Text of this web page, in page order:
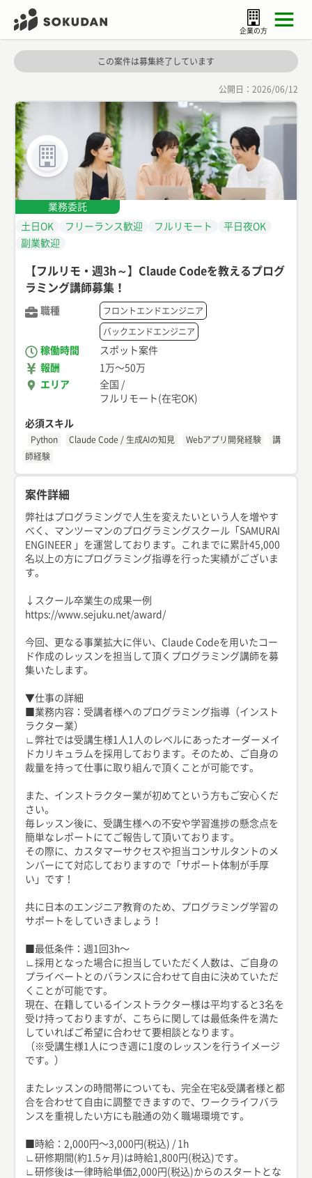
企業の方
この案件は募集終了しています
公開日： 2026/06/12
業務委託
土日OK
フリーランス歓迎 フルリモート
平日夜OK
副業歓迎
【フルリモ・週3h～】Claude Codeを教えるプログ
ラミング講師募集！
職種 フロントエンドエンジニア
バックエンドエンジニア
稼働時間
スポット案件
報酬
1万〜50万
エリア
全国 /
フルリモート(在宅OK)
必須スキル
Python Claude Code / 生成AIの知見 Webアプリ開発経験
講
師経験
案件詳細
弊社はプログラミングで人生を変えたいという人を増やす
べく、マンツーマンのプログラミングスクール「SAMURAI
ENGINEER 」を運営しております。これまでに累計45,000
名以上の方にプログラミング指導を行った実績がございま
す。
↓スクール卒業生の成果一例
https://www.sejuku.net/award/
今回、更なる事業拡大に伴い、Claude Codeを用いたコー
ド作成のレッスンを担当して頂くプログラミング講師を募
集いたします。
▼仕事の詳細
■業務内容：受講者様へのプログラミング指導（インスト
ラクター業）
∟弊社では受講生様1人1人のレベルにあったオーダーメイ
ドカリキュラムを採用しております。そのため、ご自身の
裁量を持って仕事に取り組んで頂くことが可能です。
また、インストラクター業が初めてという方もご安心くだ
さい。
毎レッスン後に、受講生様への不安や学習進捗の懸念点を
簡単なレポートにてご報告して頂いております。
その際に、カスタマーサクセスや担当コンサルタントのメ
ンバーにて対応しておりますので「サポート体制が手厚
い」です！
共に日本のエンジニア教育のため、プログラミング学習の
サポートをしていきましょう！
■最低条件：週1回3h〜
∟採用となった場合に担当していただく人数は、ご自身の
プライベートとのバランスに合わせて自由に決めていただ
くことが可能です。
現在、在籍しているインストラクター様は平均すると3名を
受け持っておりますが、こちらに関しては最低条件を満た
していればご希望に合わせて要相談となります。
（※受講生様1人につき週に1度のレッスンを行うイメージ
です。）
またレッスンの時間帯についても、完全在宅&受講者様と都
合を合わせて自由に調整できますので、ワークライフバラ
ンスを重視したい方にも融通の効く職場環境です。
■時給：2,000円〜3,000円(税込) / 1h
∟研修期間(約1.5ヶ月)は時給1,800円(税込)です。
∟研修後は一律時給単価2,000円(税込)からのスタートとな